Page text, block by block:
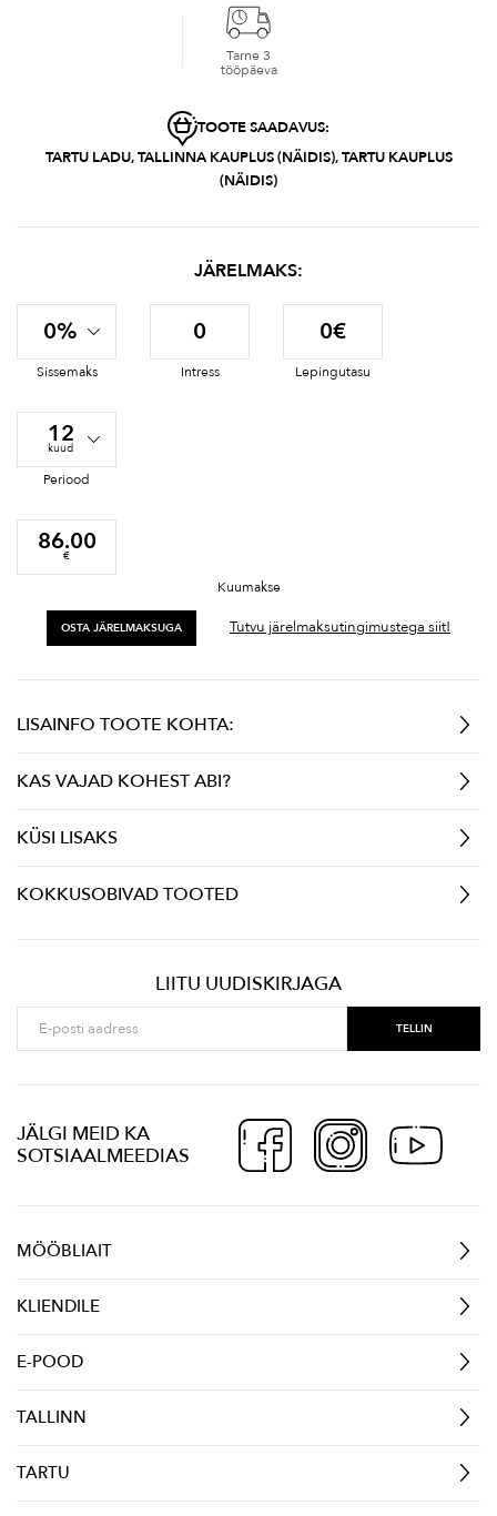
Tarne 3
tööpäeva
TOOTE SAADAVUS:
TARTU LADU, TALLINNA KAUPLUS (NÄIDIS), TARTU KAUPLUS
(NÄIDIS)
JÄRELMAKS:
0%
Sissemaks
0
Intress
0€
Lepingutasu
12
kuud
Periood
86.00
€
Kuumakse
OSTA JÄRELMAKSUGA Tutvu järelmaksutingimustega siit!
LISAINFO TOOTE KOHTA:
KAS VAJAD KOHEST ABI?
KÜSI LISAKS
KOKKUSOBIVAD TOOTED
LIITU UUDISKIRJAGA
JÄLGI MEID KA
SOTSIAALMEEDIAS
MÖÖBLIAIT
KLIENDILE
E-POOD
TALLINN
TARTU